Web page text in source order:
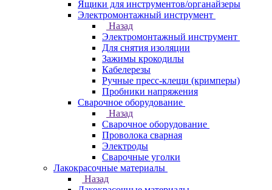
Ящики для инструментов/органайзеры
Электромонтажный инструмент
Назад
Электромонтажный инструмент
Для снятия изоляции
Зажимы крокодилы
Кабелерезы
Ручные пресс-клещи (кримперы)
Пробники напряжения
Сварочное оборудование
Назад
Сварочное оборудование
Проволока сварная
Электроды
Сварочные уголки
Лакокрасочные материалы
Назад